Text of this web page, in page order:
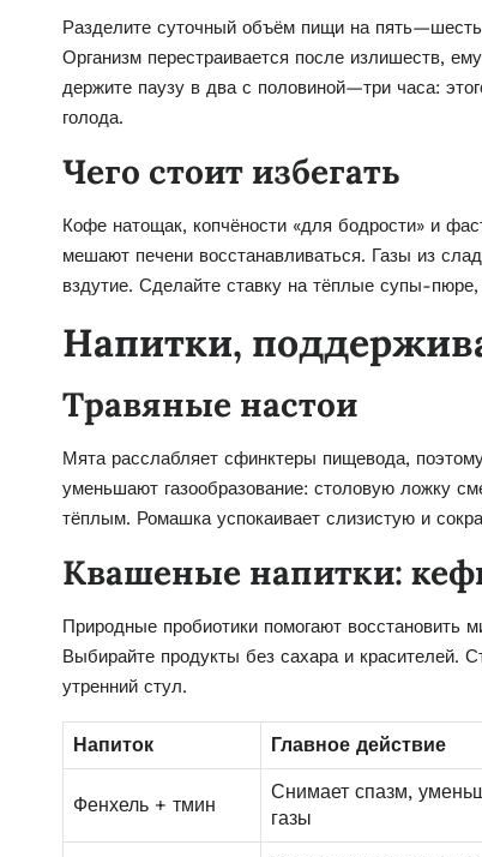
Разделите суточный объём пищи на
Организм перестраивается после излишеств,
держите паузу в два с половиной—три часа:
голода.
Чего стоит избегать
Кофе натощак, копчёности «для бодрости» и
мешают печени восстанавливаться. Газы из
вздутие. Сделайте ставку на тёплые супы-
Напитки,
Травяные настои
Мята расслабляет сфинктеры пищевода,
уменьшают газообразование: столовую ложку
тёплым. Ромашка успокаивает слизистую и
Квашеные напитки:
Природные пробиотики помогают восстановить
Выбирайте продукты без сахара и красителей.
утренний стул.
Напиток Главное действие
Фенхель + тмин
Снимает спазм,
газы